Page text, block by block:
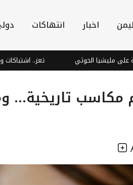
اخبار انتهاكات
تعز.. اشتباكات وقصف
مكاسب تاريخية…